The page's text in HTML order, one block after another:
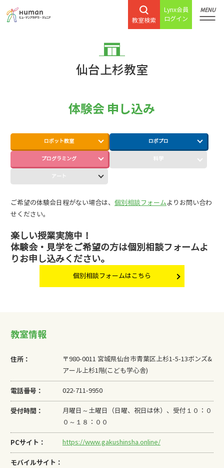
教室検索
Lynx会員
ログイン
MENU
仙台上杉教室
体験会 申し込み
ロボット教室 ロボプロ
プログラミング 科学
アート
ご希望の体験会日程がない場合は、 個別相談フォームよりお問い合わ
せください。
楽しい授業実施中！
体験会・見学をご希望の方は個別相談フォームよ
りお申し込みください。
個別相談フォームはこちら
教室情報
住所：
〒980-0011 宮城県仙台市青葉区上杉1-5-13ボンズ&
アール上杉1階(こども学心舎)
電話番号： 022-711-9950
受付時間：
月曜日～土曜日（日曜、祝日は休）、受付１０：０
０～１８：００
PCサイト： https://www.gakushinsha.online/
モバイルサイト：